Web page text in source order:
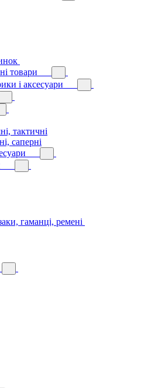
товари
і аксесуари
тактичні
саперні
гаманці, ремені